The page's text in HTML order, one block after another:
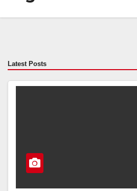
Latest Posts